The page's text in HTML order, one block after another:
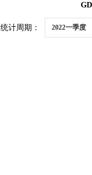
统计周期： 2022一季度